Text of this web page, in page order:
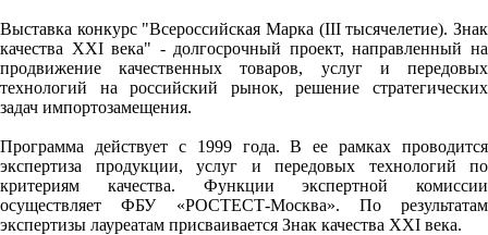
Выставка конкурс "Всероссийская Марка (III тысячелетие). Знак
качества XXI века" - долгосрочный проект, направленный на
продвижение качественных товаров, услуг и передовых
технологий на российский рынок, решение стратегических
задач импортозамещения.
Программа действует с 1999 года. В ее рамках проводится
экспертиза продукции, услуг и передовых технологий по
критериям качества. Функции экспертной комиссии
осуществляет ФБУ «РОСТЕСТ-Москва». По результатам
экспертизы лауреатам присваивается Знак качества XXI века.